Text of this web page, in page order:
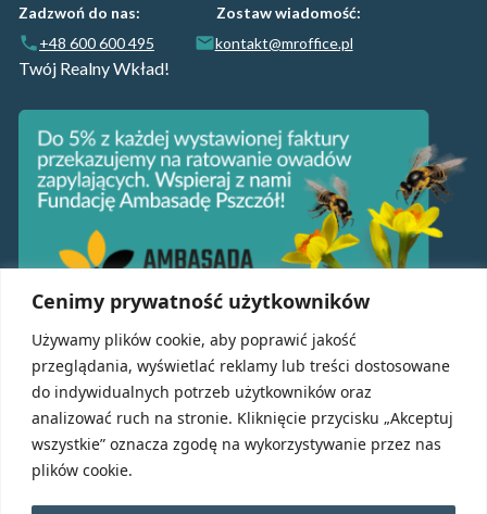
Cenimy prywatność użytkowników
Używamy plików cookie, aby poprawić jakość
przeglądania, wyświetlać reklamy lub treści dostosowane
do indywidualnych potrzeb użytkowników oraz
analizować ruch na stronie. Kliknięcie przycisku „Akceptuj
wszystkie” oznacza zgodę na wykorzystywanie przez nas
plików cookie.
Zadzwoń do nas:
Zostaw wiadomość:
+48 600 600 495
kontakt@mroffice.pl
Twój Realny Wkład!
Usługi MrOffice
Sprzątanie powierzchni biurowych Wrocław
Sprzątanie hal i magazynów Wrocław